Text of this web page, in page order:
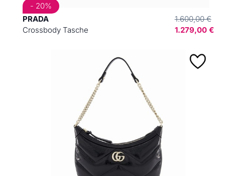
PRADA
Crossbody Tasche
1.600,00 €
1.279,00 €
- 20%